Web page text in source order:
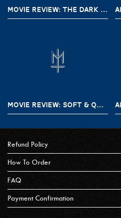
MOVIE REVIEW: THE DARK AND THE WICKED (2020)
MOVIE REVIEW: SOFT & QUIET (2022)
Refund Policy
How To Order
FAQ
Payment Confirmation